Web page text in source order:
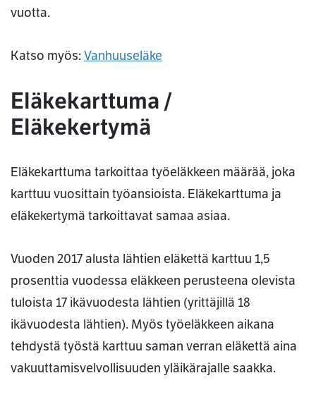
vuotta.
Katso myös:Vanhuuseläke
Eläkekarttuma /
Eläkekertymä
Eläkekarttuma tarkoittaa työeläkkeen määrää, joka
karttuu vuosittain työansioista. Eläkekarttuma ja
eläkekertymä tarkoittavat samaa asiaa.
Vuoden 2017 alusta lähtien eläkettä karttuu 1,5
prosenttia vuodessa eläkkeen perusteena olevista
tuloista 17 ikävuodesta lähtien (yrittäjillä 18
ikävuodesta lähtien). Myös työeläkkeen aikana
tehdystä työstä karttuu saman verran eläkettä aina
vakuuttamisvelvollisuuden yläikärajalle saakka.